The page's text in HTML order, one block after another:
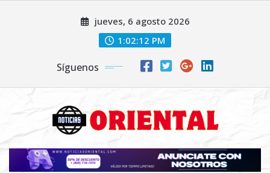
jueves, 6 agosto 2026
1:02:14 PM
Síguenos